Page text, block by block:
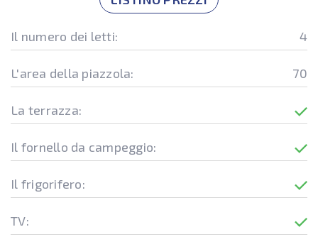
Il numero dei letti: 4
L'area della piazzola: 70
La terrazza:
Il fornello da campeggio:
Il frigorifero:
TV: